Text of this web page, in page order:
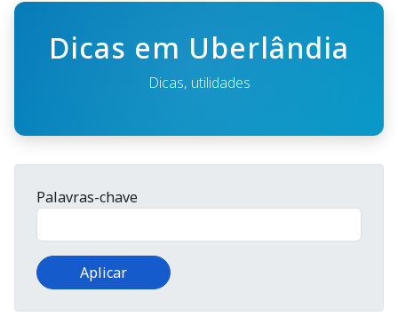
Dicas em Uberlândia
Dicas, utilidades
Palavras-chave